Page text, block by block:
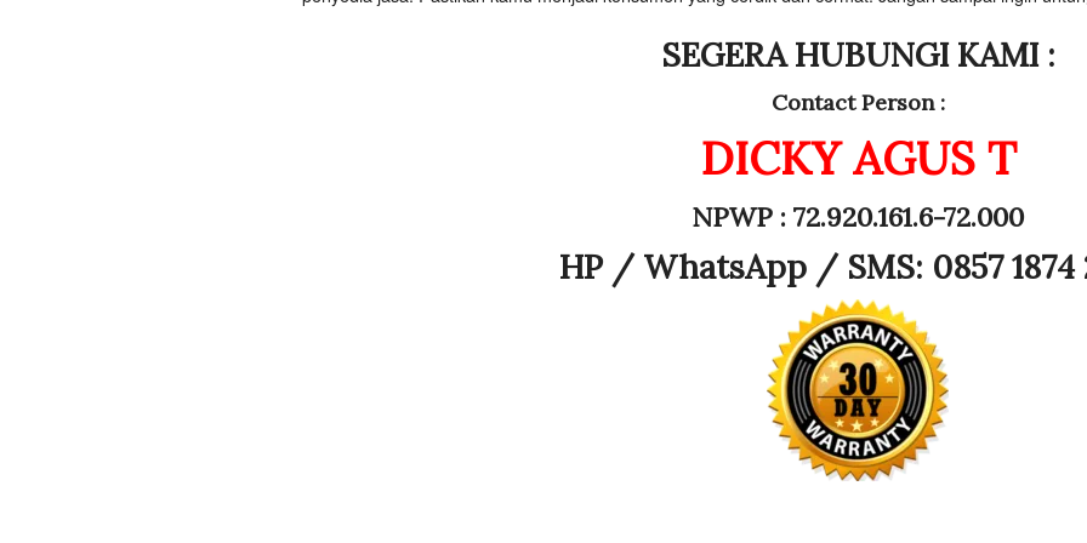
SEGERA HUBUNGI KAMI :
Contact Person :
DICKY AGUS T
NPWP : 72.920.161.6-72.000
HP / WhatsApp / SMS: 0857 1874